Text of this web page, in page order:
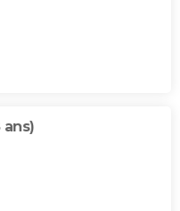
ans)